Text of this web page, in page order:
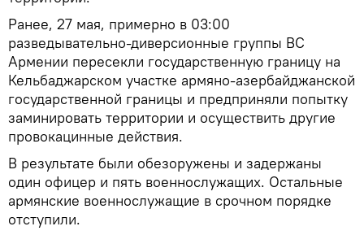
Ранее, 27 мая, примерно в 03:00
разведывательно-диверсионные группы ВС
Армении пересекли государственную границу на
Кельбаджарском участке армяно-азербайджанской
государственной границы и предприняли попытку
заминировать территории и осуществить другие
провокацинные действия.
В результате были обезоружены и задержаны
один офицер и пять военнослужащих. Остальные
армянские военнослужащие в срочном порядке
отступили.